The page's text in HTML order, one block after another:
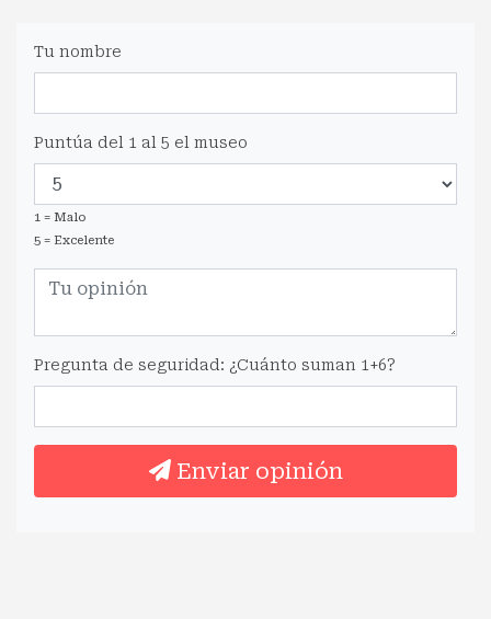
Tu nombre
Puntúa del 1 al 5 el museo
1 = Malo
5 = Excelente
Pregunta de seguridad: ¿Cuánto suman 1+6?
Enviar opinión